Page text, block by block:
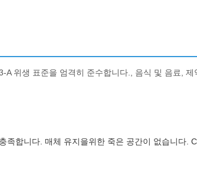
위생 표준을 엄격히 준수합니다., 음식 및 음료, 제
족합니다. 매체 유지을위한 죽은 공간이 없습니다.